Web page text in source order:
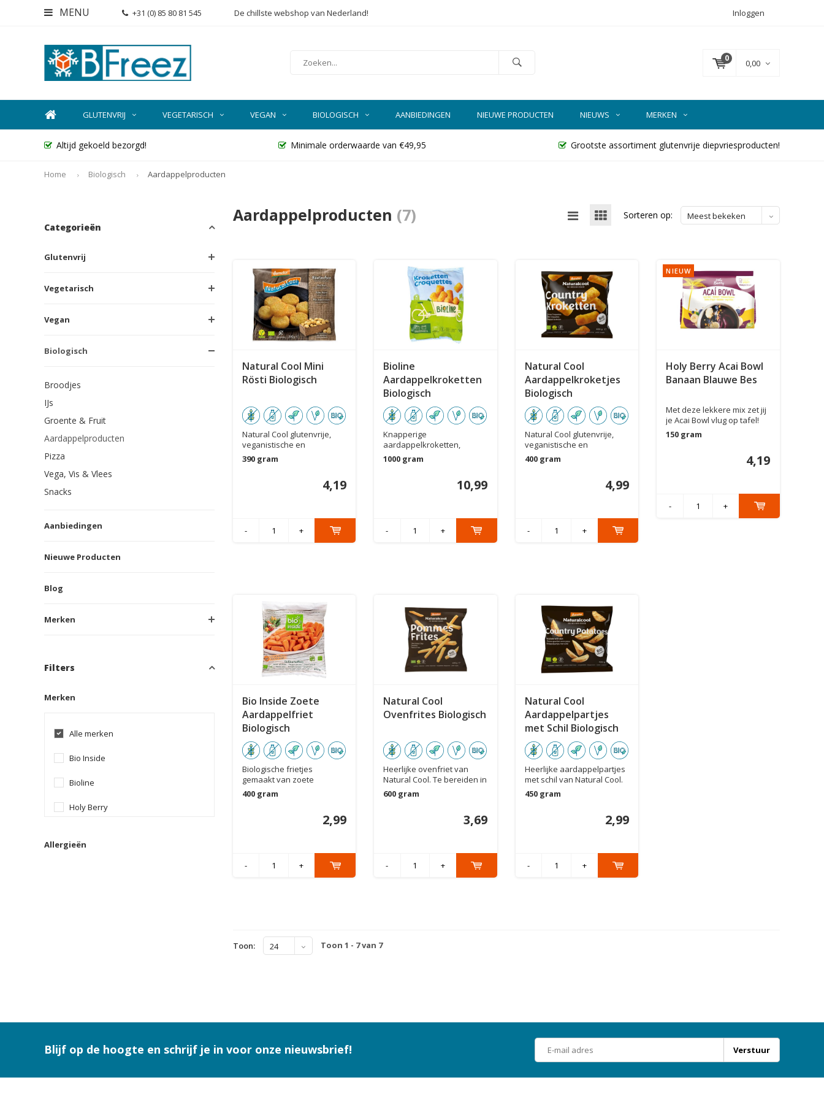
MENU +31 (0) 85 80 81 545 De chillste webshop van Nederland! Inloggen
0 0,00
GLUTENVRIJ VEGETARISCH VEGAN BIOLOGISCH AANBIEDINGEN NIEUWE PRODUCTEN NIEUWS MERKEN
Altijd gekoeld bezorgd! Minimale orderwaarde van €49,95 Grootste assortiment glutenvrije diepvriesproducten!
Home Biologisch Aardappelproducten
Categorieën
Glutenvrij
Vegetarisch
Vegan
Biologisch
Broodjes
IJs
Groente & Fruit
Aardappelproducten
Pizza
Vega, Vis & Vlees
Snacks
Aanbiedingen
Nieuwe Producten
Blog
Merken
Filters
Merken
Alle merken
Bio Inside
Bioline
Holy Berry
Allergieën
Aardappelproducten (7) Sorteren op: Meest bekeken
Natural Cool Mini
Rösti Biologisch
Natural Cool glutenvrije,
veganistische en
biologische röst...
390 gram
4,19
- +
Bioline
Aardappelkroketten
Biologisch
Knapperige
aardappelkroketten,
gemaakt van vers geraspte
bio...
1000 gram
10,99
- +
Natural Cool
Aardappelkroketjes
Biologisch
Natural Cool glutenvrije,
veganistische en
biologische aarda...
400 gram
4,99
- +
NIEUW
Holy Berry Acai Bowl
Banaan Blauwe Bes
Met deze lekkere mix zet jij
je Acai Bowl vlug op tafel!
De ...
150 gram
4,19
- +
Bio Inside Zoete
Aardappelfriet
Biologisch
Biologische frietjes
gemaakt van zoete
aardappel, een lekker...
400 gram
2,99
- +
Natural Cool
Ovenfrites Biologisch
Heerlijke ovenfriet van
Natural Cool. Te bereiden in
de oven...
600 gram
3,69
- +
Natural Cool
Aardappelpartjes
met Schil Biologisch
Heerlijke aardappelpartjes
met schil van Natural Cool.
Makke...
450 gram
2,99
- +
Toon: 24 Toon 1 - 7 van 7
Blijf op de hoogte en schrijf je in voor onze nieuwsbrief! Verstuur